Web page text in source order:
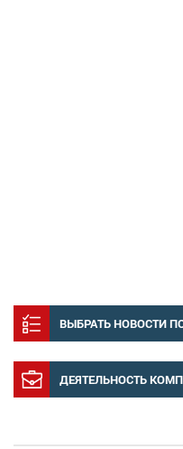
ВЫБРАТЬ НОВОСТИ
ДЕЯТЕЛЬНОСТЬ